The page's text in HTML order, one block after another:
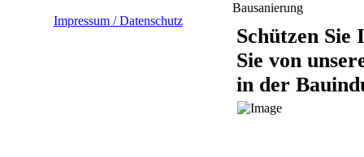
Impressum / Datenschutz
Bausanierung
Schützen
Sie von
in der